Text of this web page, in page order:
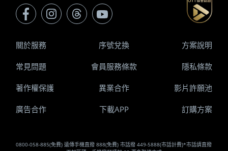
0800-058-885(免費) 遠傳手機直撥 888(免費) 市話撥 449-5888(市話計費)*市話請直撥
關於服務 序號兌換 方案說明
常見問題 會員服務條款 隱私條款
著作權保護 異業合作 影片許願池
廣告合作 下載APP 訂購方案